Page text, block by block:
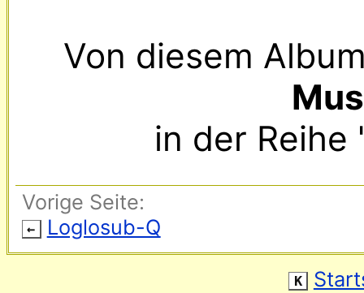
in der Reihe
Vorige Seite:
← Loglosub-Q
K